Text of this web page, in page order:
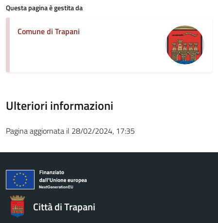
Questa pagina è gestita da
Comune di Trapani
Ulteriori informazioni
Pagina aggiornata il 28/02/2024, 17:35
Città di Trapani